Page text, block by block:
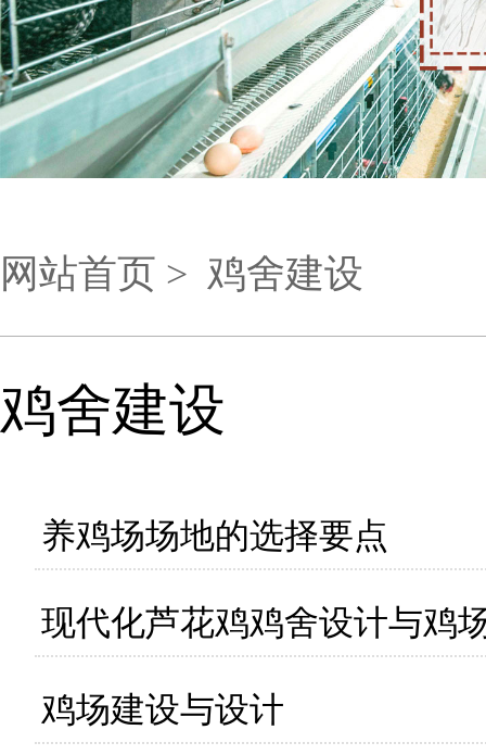
网站首页 > 鸡舍建设
鸡舍建设
养鸡场场地的选择要点
现代化芦花鸡鸡舍设计与鸡
鸡场建设与设计